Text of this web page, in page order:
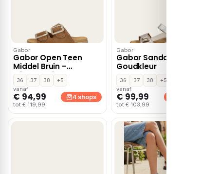
Gabor
Gabor Open Teen
Middel Bruin –
Middelbruin
36 37 38
+5
vanaf
€ 94,99
tot € 119,99
4 shops
Gabor
Gabor Sandalen Plat –
Goudkleur
36 37 38
+5
vanaf
€ 99,99
tot € 103,99